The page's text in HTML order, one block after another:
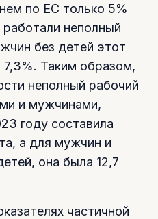
по ЕС только 5%
неполный
без детей этот
7,3%. Таким образом,
неполный рабочий
и мужчинами,
году составила
а для мужчин и
она была 12,7
частичной